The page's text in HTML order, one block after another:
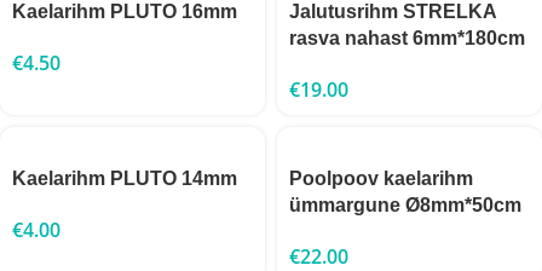
Kaelarihm PLUTO 16mm
€4.50
Jalutusrihm STRELKA
rasva nahast 6mm*180cm
€19.00
Kaelarihm PLUTO 14mm
€4.00
Poolpoov kaelarihm
ümmargune Ø8mm*50cm
€22.00